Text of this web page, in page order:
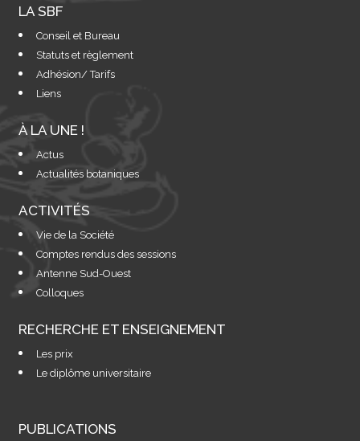
LA SBF
Conseil et Bureau
Statuts et règlement
Adhésion/ Tarifs
Liens
À LA UNE !
Actus
Actualités botaniques
ACTIVITÉS
Vie de la Société
Comptes rendus des sessions
Antenne Sud-Ouest
Colloques
RECHERCHE ET ENSEIGNEMENT
Les prix
Le diplôme universitaire
PUBLICATIONS